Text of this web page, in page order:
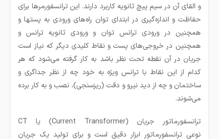
و القای آن در سیم پیچ ثانویه کاربرد دارند. این ترانسفورمرها برای
حفاظت و اندازه‌گیری در ابتدای توان راه‌های ورودی به پستها و
همچنین در ورودی ترانس توان و ورودی ثانویه ترانس و
همچنین در خروجی‌های پست و نقاط کلیدی دیگر که نیاز است
جریان در آن نقطه تحت نظر باشد به کار گرفته می‌شود که هر
کدام از این نقاط با ترانس ویژه به خود چه از نظر جداگری و
ساختمان و چه از دید نیرو و دقت (ریزسنجی)، نصب و به کار برده
می‌شوند.
ترانسفورماتور جریان (Current Transformer) یا CT
نوعی ترانسفورماتور ابزار دقیق است و برای تولید یک جریان